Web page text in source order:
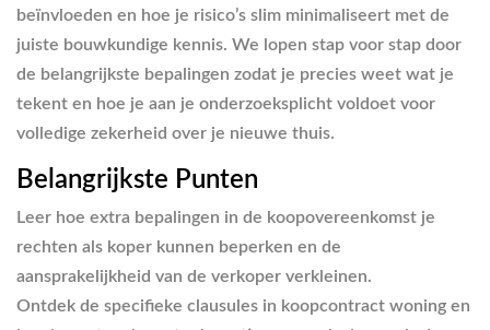
beïnvloeden en hoe je risico’s slim minimaliseert met de
juiste bouwkundige kennis. We lopen stap voor stap door
de belangrijkste bepalingen zodat je precies weet wat je
tekent en hoe je aan je onderzoeksplicht voldoet voor
volledige zekerheid over je nieuwe thuis.
Belangrijkste Punten
Leer hoe extra bepalingen in de koopovereenkomst je
rechten als koper kunnen beperken en de
aansprakelijkheid van de verkoper verkleinen.
Ontdek de specifieke clausules in koopcontract woning en